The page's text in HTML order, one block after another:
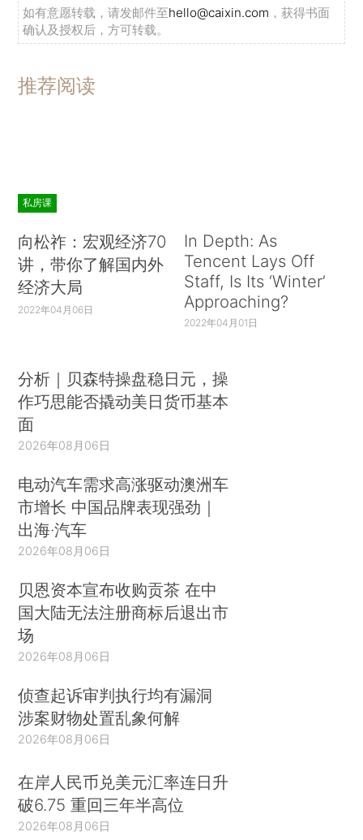
如有意愿转载，请发邮件至hello@caixin.com ，获得书面
确认及授权后，方可转载。
推荐阅读
私房课
向松祚：宏观经济70
讲，带你了解国内外
经济大局
2022年04月06日
In Depth: As
Tencent Lays Off
Staff, Is Its ‘Winter’
Approaching?
2022年04月01日
分析｜贝森特操盘稳日元，操
作巧思能否撬动美日货币基本
面
2026年08月06日
电动汽车需求高涨驱动澳洲车
市增长 中国品牌表现强劲｜
出海·汽车
2026年08月06日
贝恩资本宣布收购贡茶 在中
国大陆无法注册商标后退出市
场
2026年08月06日
侦查起诉审判执行均有漏洞
涉案财物处置乱象何解
2026年08月06日
在岸人民币兑美元汇率连日升
破6.75 重回三年半高位
2026年08月06日